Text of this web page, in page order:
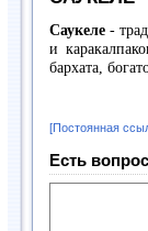
Саукеле -
и
бархата,
[Постоянная
Есть